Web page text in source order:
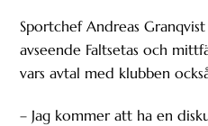
Sportchef Andreas
avseende Faltsetas och
vars avtal med klubben
– Jag kommer att ha en